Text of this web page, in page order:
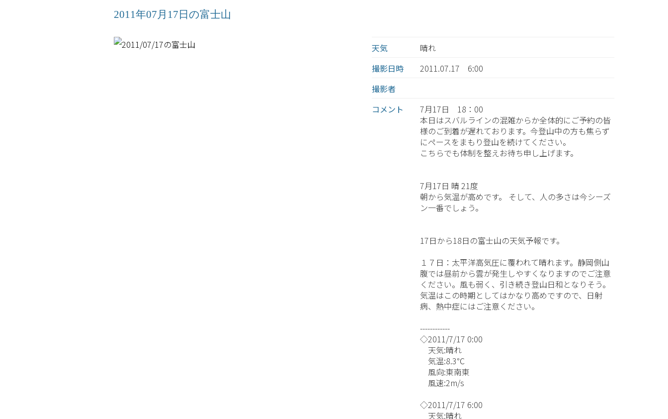
2011年07月17日の富士山
天気
晴れ
撮影日時
2011.07.17 6:00
撮影者
コメント
7月17日 18：00
本日はスバルラインの混雑からか全体的にご予約の皆
様のご到着が遅れております。今登山中の方も焦らず
にペースをまもり登山を続けてください。
こちらでも体制を整えお待ち申し上げます。
7月17日 晴 21度
朝から気温が高めです。 そして、人の多さは今シーズ
ン一番でしょう。
17日から18日の富士山の天気予報です。
１７日：太平洋高気圧に覆われて晴れます。静岡側山
腹では昼前から雲が発生しやすくなりますのでご注意
ください。風も弱く、引き続き登山日和となりそう。
気温はこの時期としてはかなり高めですので、日射
病、熱中症にはご注意ください。
------------
◇2011/7/17 0:00
天気:晴れ
気温:8.3℃
風向:東南東
風速:2m/s
◇2011/7/17 6:00
天気:晴れ